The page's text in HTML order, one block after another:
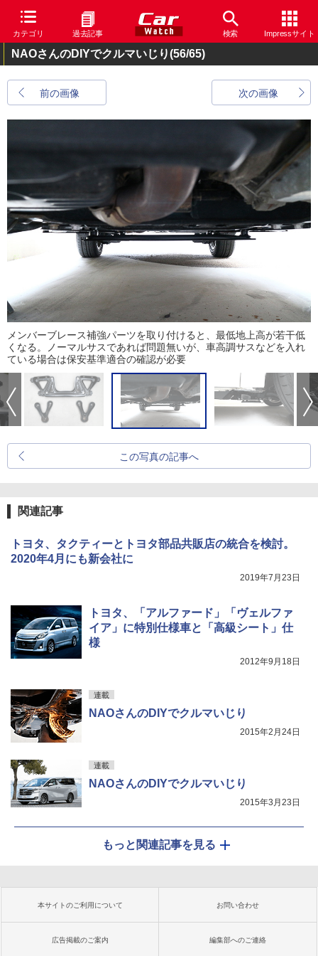
カテゴリ 過去記事 検索 Impressサイト
NAOさんのDIYでクルマいじり(56/65)
前の画像 次の画像
メンバーブレース補強パーツを取り付けると、最低地上高が若干低
くなる。ノーマルサスであれば問題無いが、車高調サスなどを入れ
ている場合は保安基準適合の確認が必要
この写真の記事へ
関連記事
トヨタ、タクティーとトヨタ部品共販店の統合を検討。
2020年4月にも新会社に
2019年7月23日
トヨタ、「アルファード」「ヴェルファ
イア」に特別仕様車と「高級シート」仕
様
2012年9月18日
連載
NAOさんのDIYでクルマいじり
2015年2月24日
連載
NAOさんのDIYでクルマいじり
2015年3月23日
もっと関連記事を見る
本サイトのご利用について お問い合わせ
広告掲載のご案内 編集部へのご連絡